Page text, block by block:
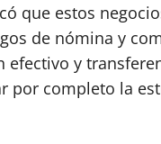
que estos
de nómina y
y
por completo la